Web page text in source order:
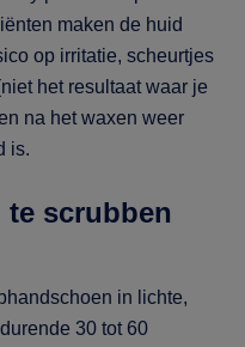
maken de huid
op irritatie, scheurtjes
het resultaat waar je
na het waxen weer
is.
te scrubben
in lichte,
30 tot 60